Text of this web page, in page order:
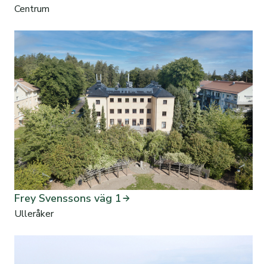
Centrum
Frey Svenssons väg 1
Ulleråker